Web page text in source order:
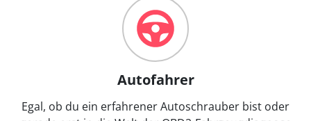
Autofahrer
Egal, ob du ein erfahrener Autoschrauber bist oder